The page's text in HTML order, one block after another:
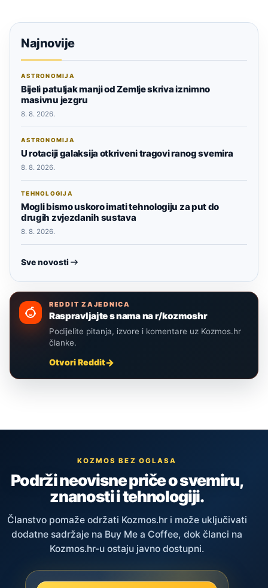
Najnovije
ASTRONOMIJA
Bijeli patuljak manji od Zemlje skriva iznimno
masivnu jezgru
8. 8. 2026.
ASTRONOMIJA
U rotaciji galaksija otkriveni tragovi ranog svemira
8. 8. 2026.
TEHNOLOGIJA
Mogli bismo uskoro imati tehnologiju za put do
drugih zvjezdanih sustava
8. 8. 2026.
Sve novosti
REDDIT ZAJEDNICA
Raspravljajte s nama na r/kozmoshr
Podijelite pitanja, izvore i komentare uz Kozmos.hr
članke.
Otvori Reddit
KOZMOS BEZ OGLASA
Podrži neovisne priče o svemiru,
znanosti i tehnologiji.
Članstvo pomaže održati Kozmos.hr i može uključivati
dodatne sadržaje na Buy Me a Coffee, dok članci na
Kozmos.hr-u ostaju javno dostupni.